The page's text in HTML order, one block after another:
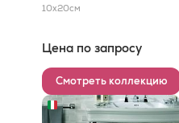
10x20см
Цена по запросу
Смотреть коллекцию